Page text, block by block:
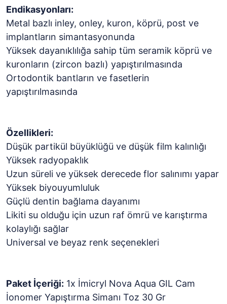
Endikasyonları:
Metal bazlı inley, onley, kuron, köprü, post ve
implantların simantasyonunda
Yüksek dayanıklılığa sahip tüm seramik köprü ve
kuronların (zircon bazlı) yapıştırılmasında
Ortodontik bantların ve fasetlerin
yapıştırılmasında
Özellikleri:
Düşük partikül büyüklüğü ve düşük film kalınlığı
Yüksek radyopaklık
Uzun süreli ve yüksek derecede flor salınımı yapar
Yüksek biyouyumluluk
Güçlü dentin bağlama dayanımı
Likiti su olduğu için uzun raf ömrü ve karıştırma
kolaylığı sağlar
Universal ve beyaz renk seçenekleri
Paket İçeriği: 1x İmicryl Nova Aqua GIL Cam
İonomer Yapıştırma Simanı Toz 30 Gr